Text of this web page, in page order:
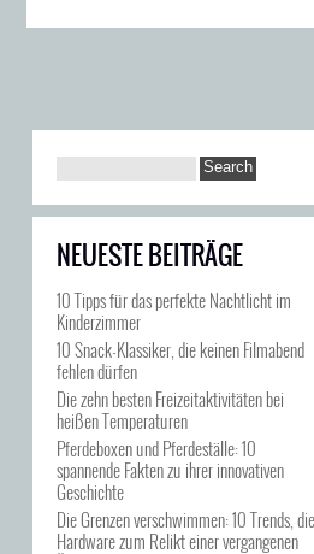
NEUESTE BEITRÄGE
10 Tipps für das perfekte Nachtlicht im
Kinderzimmer
10 Snack-Klassiker, die keinen Filmabend
fehlen dürfen
Die zehn besten Freizeitaktivitäten bei
heißen Temperaturen
Pferdeboxen und Pferdeställe: 10
spannende Fakten zu ihrer innovativen
Geschichte
Die Grenzen verschwimmen: 10 Trends, die
Hardware zum Relikt einer vergangenen